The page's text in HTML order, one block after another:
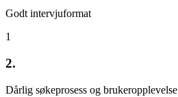
Godt intervjuformat
1
2.
Dårlig søkeprosess og brukeropplevelse